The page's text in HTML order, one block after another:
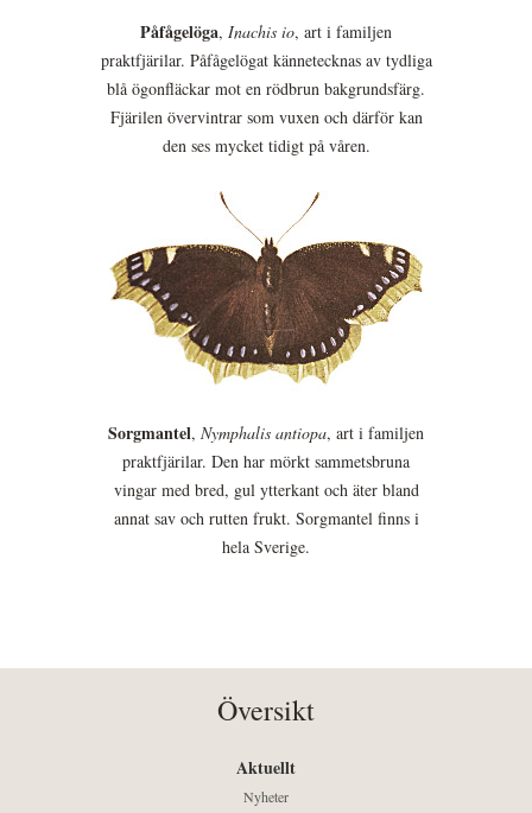
Påfågelöga, Inachis io, art i familjen
praktfjärilar. Påfågelögat kännetecknas av tydliga
blå ögonfläckar mot en rödbrun bakgrundsfärg.
Fjärilen övervintrar som vuxen och därför kan
den ses mycket tidigt på våren.
Sorgmantel, Nymphalis antiopa, art i familjen
praktfjärilar. Den har mörkt sammetsbruna
vingar med bred, gul ytterkant och äter bland
annat sav och rutten frukt. Sorgmantel finns i
hela Sverige.
Översikt
Aktuellt
Nyheter